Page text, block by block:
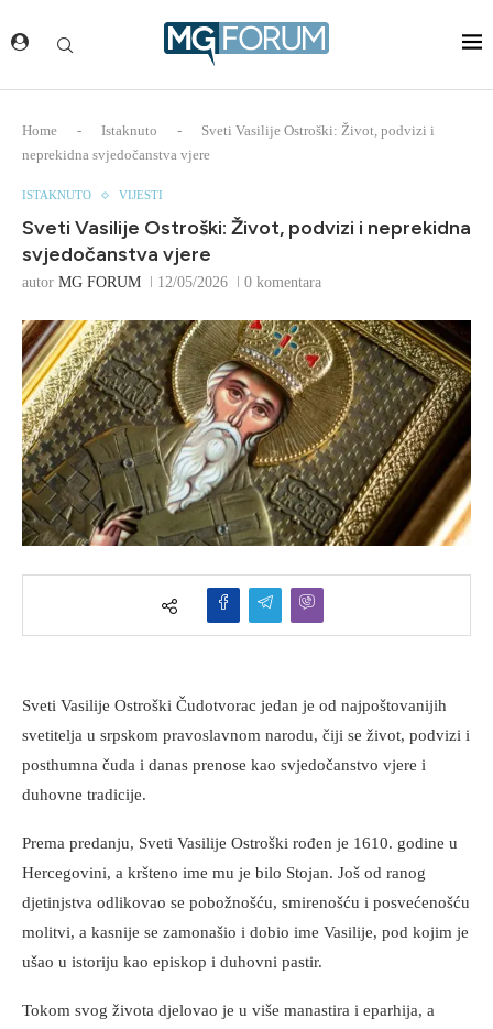
Home - Istaknuto -
Sveti Vasilije Ostroški: Život, podvizi i
neprekidna svjedočanstva vjere
ISTAKNUTO VIJESTI
Sveti Vasilije Ostroški: Život, podvizi i neprekidna
svjedočanstva vjere
autor MG FORUM 12/05/2026 0 komentara
Sveti Vasilije Ostroški Čudotvorac jedan je od najpoštovanijih
svetitelja u srpskom pravoslavnom narodu, čiji se život, podvizi i
posthumna čuda i danas prenose kao svjedočanstvo vjere i
duhovne tradicije.
Prema predanju, Sveti Vasilije Ostroški rođen je 1610. godine u
Hercegovini, a kršteno ime mu je bilo Stojan. Još od ranog
djetinjstva odlikovao se pobožnošću, smirenošću i posvećenošću
molitvi, a kasnije se zamonašio i dobio ime Vasilije, pod kojim je
ušao u istoriju kao episkop i duhovni pastir.
Tokom svog života djelovao je u više manastira i eparhija, a